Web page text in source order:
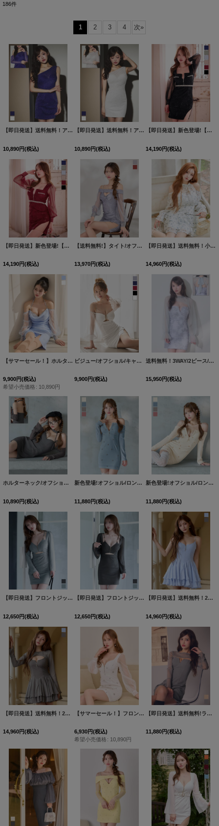
絞り込む
186件
1 2 3 4 次»
【即日発送】送料無料！アームカバー付シアーラメビジューワンショルミニドレス/キャバドレス【XS-Mサイズ/2カラー】[OF03]【YN】dzmsCA
10,890円(税込)
【即日発送】送料無料！アームカバー付シアーラメビジューワンショルミニドレス/キャバドレス【XS-Mサイズ/2カラー】[OF03]【YN】dzmsCA
10,890円(税込)
【即日発送】新色登場!【送料無料】スクエアネック/フロントジップ/チュール袖/シアー/刺繍/レース/タイト/スリット/ミニドレス/キャバドレス【XS-XLサイズ/6カラー】[OF03-X]【YN】dzj
14,190円(税込)
【即日発送】新色登場!【送料無料】スクエアネック/フロントジップ/チュール袖/シアー/刺繍/レース/タイト/スリット/ミニドレス/キャバドレス【XS-XLサイズ/6カラー】[OF03-X]【YN】dzj
14,190円(税込)
【送料無料!】タイト/オフショル/花柄/刺繍/レース/キャミ/パール/チュール袖/谷間見せ/スリット/ミニドレス/キャバドレス【XS-XLサイズ/2カラー】[OF03] 【YN】
13,970円(税込)
【即日発送】送料無料！小花柄/アメスリ/オープンショルダー/シアー/シフォン生地/ロングスリーブ/ティアード/フレアスカート/ミニドレス/キャバドレス【XS-Mサイズ/1カラー】[OF03]【YN】dzwsIA
14,960円(税込)
【サマーセール！】ホルターネック/オフショル/ドレープ/ロングスリーブ/ビジュー/シフォン生地/無地/タイト/スリット/ミニドレス/キャバドレス【XS-Lサイズ/2カラー】[OF03] 【YN】dzy
9,900円(税込)
希望小売価格 : 10,890円
ビジュー/オフショル/キャミ/チュール袖/シアー/レース/スリット/タイト/谷間見せ/背中隠し/ミニドレス/キャバドレス【XS-XLサイズ/5カラー】[OF03] 【YN】dzw
9,900円(税込)
送料無料！3WAY/2ピース/ロングスリーブ/シアー/ボレロ/刺繍レース/花柄/キャミソール/タイト/ミニドレス/キャバドレス【XS-Mサイズ/1カラー】[OF03]【YN】dzjsAGO
15,950円(税込)
ホルターネック/オフショルダー/ロングスリーブ/シアー/谷間見せ/背中見せ/タイト/ミニドレス/キャバドレス【XS-Lサイズ/1カラー】[OF01]【SB】dzjvAGY
10,890円(税込)
新色登場!オフショル/ロングスリーブ/フロントジップ/リボンビジュー/ストレッチ/無地/タイト/ミニドレス/キャバドレス【XS-Lサイズ/4カラー】[OF03]【YN】dzwBF
11,880円(税込)
新色登場!オフショル/ロングスリーブ/フロントジップ/リボンビジュー/ストレッチ/無地/タイト/ミニドレス/キャバドレス【XS-Lサイズ/4カラー】[OF03]【YN】dzwBF
11,880円(税込)
【即日発送】フロントジップ/シアースリーブ/長袖/ラメ/ストレッチ/タイト/ドッキング/ミニドレス/キャバドレス【XS-XLサイズ/2カラー】[OF03]【YN】dzwuAGO【一部予約商品/10月上旬発送予定】
12,650円(税込)
【即日発送】フロントジップ/シアースリーブ/長袖/ラメ/ストレッチ/タイト/ドッキング/ミニドレス/キャバドレス【XS-XLサイズ/2カラー】[OF03]【YN】dzwuAGO【一部予約商品/10月上旬発送予定】
12,650円(税込)
【即日発送】送料無料！2WAY/2ピース/ロングスリーブ/シアー/フロントジップ/キャミソール/フリルスカート/ミニドレス/キャバドレス【S-Mサイズ/2カラー】[OF03]【YN】dzwvBF
14,960円(税込)
【即日発送】送料無料！2WAY/2ピース/ロングスリーブ/シアー/フロントジップ/キャミソール/フリルスカート/ミニドレス/キャバドレス【S-Mサイズ/2カラー】[OF03]【YN】dzwvBF
14,960円(税込)
【サマーセール！】フロントジップ/タイト/ツイード/チュール袖/ビジュー/ミニドレス/キャバドレス【XS-XLサイズ/1カラー】[OF01] 【SB】dzc
6,930円(税込)
希望小売価格 : 10,890円
【即日発送】送料無料!ラメシアースリーブAラインミニドレス/キャバドレス【S-Mサイズ/2カラー】[OF01]【SB】dzmvAG
11,880円(税込)